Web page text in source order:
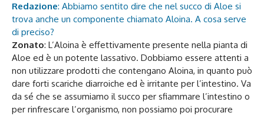
Redazione: Abbiamo sentito dire che nel succo di Aloe si
trova anche un componente chiamato Aloina. A cosa serve
di preciso?
Zonato: L’Aloina è effettivamente presente nella pianta di
Aloe ed è un potente lassativo. Dobbiamo essere attenti a
non utilizzare prodotti che contengano Aloina, in quanto può
dare forti scariche diarroiche ed è irritante per l’intestino. Va
da sé che se assumiamo il succo per sfiammare l’intestino o
per rinfrescare l’organismo, non possiamo poi procurare